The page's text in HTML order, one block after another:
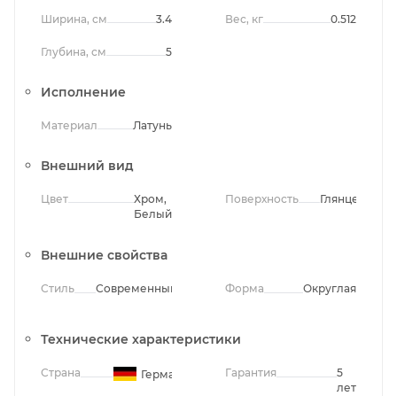
Ширина, см 3.4
Глубина, см 5
Вес, кг 0.512
Исполнение
Материал Латунь
Внешний вид
Цвет
Хром,
Белый
Поверхность Глянцевая
Внешние свойства
Стиль Современный Форма Округлая
Технические характеристики
Страна Германия Гарантия
5
лет